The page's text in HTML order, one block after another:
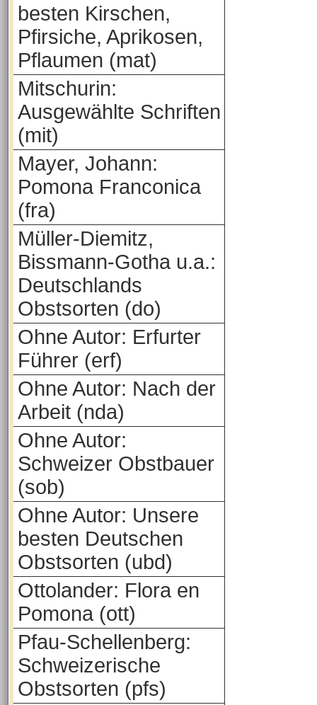
besten Kirschen,
Pfirsiche, Aprikosen,
Pflaumen (mat)
Mitschurin:
Ausgewählte Schriften
(mit)
Mayer, Johann:
Pomona Franconica
(fra)
Müller-Diemitz,
Bissmann-Gotha u.a.:
Deutschlands
Obstsorten (do)
Ohne Autor: Erfurter
Führer (erf)
Ohne Autor: Nach der
Arbeit (nda)
Ohne Autor:
Schweizer Obstbauer
(sob)
Ohne Autor: Unsere
besten Deutschen
Obstsorten (ubd)
Ottolander: Flora en
Pomona (ott)
Pfau-Schellenberg:
Schweizerische
Obstsorten (pfs)